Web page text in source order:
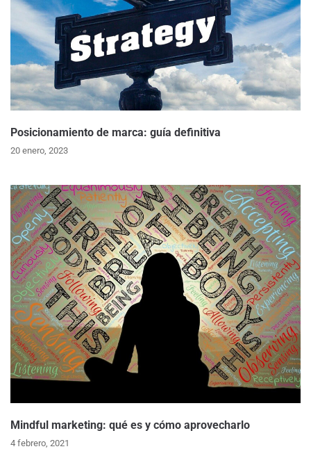
Posicionamiento de marca: guía definitiva
20 enero, 2023
Mindful marketing: qué es y cómo aprovecharlo
4 febrero, 2021